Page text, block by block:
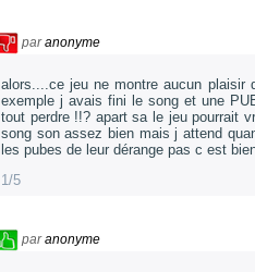
paranonyme
alors....ce jeu ne montre aucun plaisir
exemple j avais fini le song et une
tout perdre !!? apart sa le jeu pourrait
song son assez bien mais j attend
les pubes de leur dérange pas c est
1/5
paranonyme